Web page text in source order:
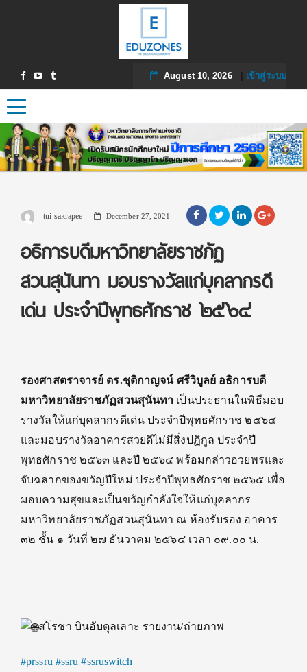
August 10, 2026| เข้าสู่ระบบ
Toggle navigation
tui sakrapee December 27, 2021
อธิการบดีมหาวิทยาลัยราชภัฏ
สวนสุนันทา มอบรางวัลแก่บุคลากรดี
เด่น ประจำปีพุทธศักราช ๒๕๖๔
รองศาสตราจารย์ ดร.ชุติกาญจน์ ศรีวิบูลย์ อธิการบดี
มหาวิทยาลัยราชภัฏสวนสุนันทา เป็นประธานในพิธีมอบ
รางวัลให้แก่บุคลากรดีเด่น ประจำปีพุทธศักราช ๒๕๖๔
และมอบรางวัลอาคารสวยดีไม่มีสิ่งปฏิกูล ประจำปี
พุทธศักราช ๒๕๖๓ และปี ๒๕๖๔ พร้อมกล่าวอวยพรและ
จับฉลากของขวัญปีใหม่ ประจำปีพุทธศักราช ๒๕๖๕ เพื่อ
มอบความสุขและเป็นขวัญกำลังใจให้แก่บุคลากร
มหาวิทยาลัยราชภัฏสวนสุนันทา ณ ห้องรับรอง อาคาร
๓๒ ชั้น ๑ วันที่ ๒๗ ธันวาคม ๒๕๖๔ เวลา ๐๙.๐๐ น.
สโรชา บินอับดุลเลาะ รายงาน/ถ่ายภาพ
#prssru #ssru #ssruswitch